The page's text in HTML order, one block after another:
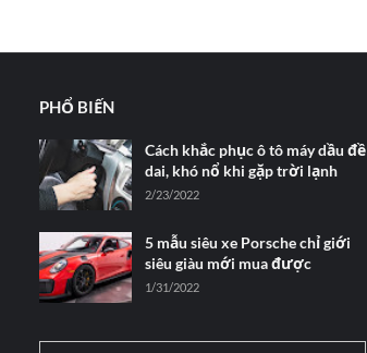
PHỔ BIẾN
Cách khắc phục ô tô máy dầu đề
dai, khó nổ khi gặp trời lạnh
2/23/2022
5 mẫu siêu xe Porsche chỉ giới
siêu giàu mới mua được
1/31/2022